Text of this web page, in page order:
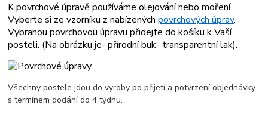
K povrchové úpravě používáme olejování nebo moření.
Vyberte si ze vzorníku z nabízenýchpovrchových úprav.
Vybranou povrchovou úpravu přidejte do košíku k Vaší
posteli. (Na obrázku je- přírodní buk- transparentní lak).
Všechny postele jdou do vyroby po přijetí a potvrzení objednávky
s termínem dodání do 4 týdnu.